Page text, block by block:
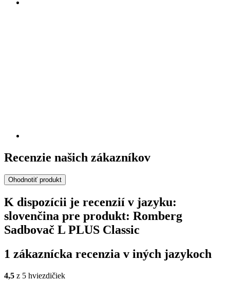
Recenzie našich zákazníkov
Ohodnotiť produkt
K dispozícii je recenzií v jazyku:
slovenčina pre produkt: Romberg
Sadbovač L PLUS Classic
1 zákaznícka recenzia v iných jazykoch
4,5 z 5 hviezdičiek